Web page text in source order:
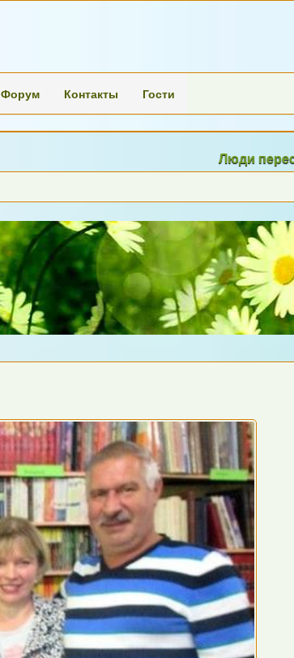
Форум Контакты Гости
Люди перестают